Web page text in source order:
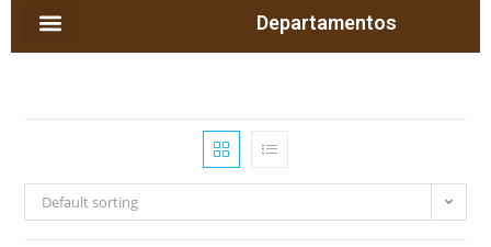
Departamentos
Default sorting